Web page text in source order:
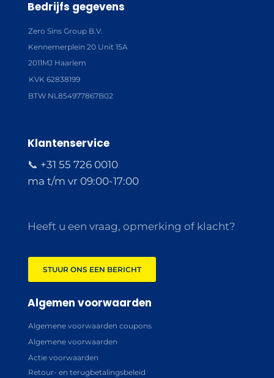
Bedrijfs gegevens
Zero Sins Group B.V.
Kennemerplein 20 Unit 15A
2011MJ Haarlem
KVK 62838199
BTW NL854977867B02
Klantenservice
📞 +31 55 726 0010
ma t/m vr 09:00-17:00
Heeft u een vraag, opmerking of klacht?
STUUR ONS EEN BERICHT
Algemen voorwaarden
Algemene voorwaarden coupons
Algemene voorwaarden
Actie voorwaarden
Retour- en terugbetalingsbeleid